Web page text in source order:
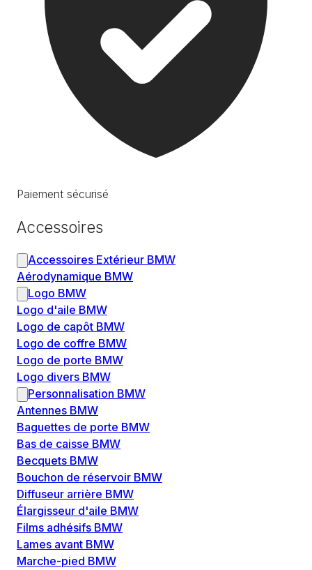
Paiement sécurisé
Accessoires
Accessoires Extérieur BMW
Aérodynamique BMW
Logo BMW
Logo d'aile BMW
Logo de capôt BMW
Logo de coffre BMW
Logo de porte BMW
Logo divers BMW
Personnalisation BMW
Antennes BMW
Baguettes de porte BMW
Bas de caisse BMW
Becquets BMW
Bouchon de réservoir BMW
Diffuseur arrière BMW
Élargisseur d'aile BMW
Films adhésifs BMW
Lames avant BMW
Marche-pied BMW